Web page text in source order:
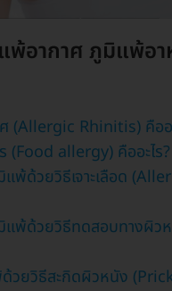
พ้อากาศ ภูมิแพ้อา
(Allergic Rhinitis) คืออ
(Food allergy) คืออะไร?
แพ้ด้วยวิธีเจาะเลือด
แพ้ด้วยวิธีทดสอบทางผิว
วยวิธีสะกิดผิวหนัง